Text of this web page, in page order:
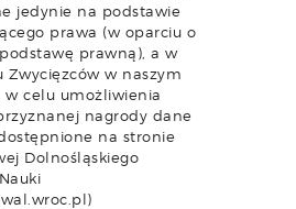
jedynie na podstawie
prawa (w oparciu o
prawną), a w
Zwycięzców w naszym
w celu umożliwienia
nagrody dane
na stronie
Dolnośląskiego